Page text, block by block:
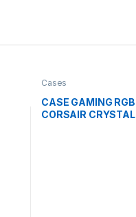
Cases
CASE GAMING RGB
CORSAIR CRYSTAL